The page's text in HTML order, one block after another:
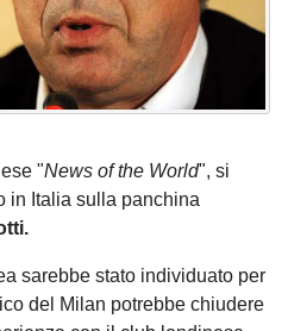
"News of the World", si
in Italia sulla panchina
sarebbe stato individuato per
del Milan potrebbe chiudere